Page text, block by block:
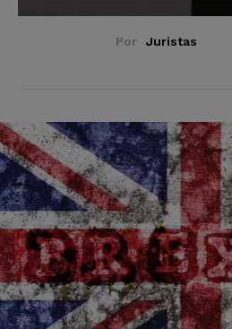
Por Juristas